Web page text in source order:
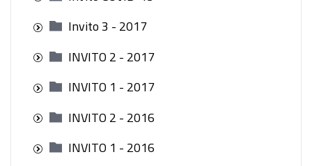
Invito 3 - 2017
INVITO 2 - 2017
INVITO 1 - 2017
INVITO 2 - 2016
INVITO 1 - 2016